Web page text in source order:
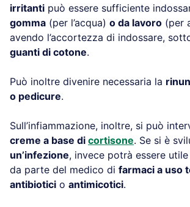
irritanti può essere sufficiente
gomma (per l’acqua) o da lavoro (per
avendo l’accortezza di indossare,
guanti di cotone.
Può inoltre divenire necessaria la
o pedicure.
Sull’infiammazione, inoltre, si può
creme a base di cortisone. Se si è
un’infezione, invece potrà essere
da parte del medico di farmaci a uso
antibiotici o antimicotici.